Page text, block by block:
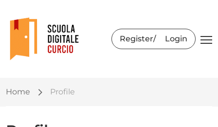
Register Login
Home Profile